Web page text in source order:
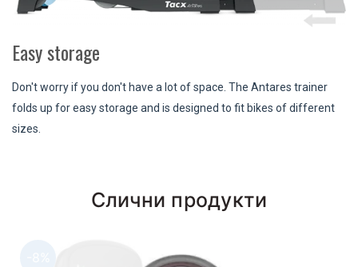
Easy storage
Don't worry if you don't have a lot of space. The Antares trainer
folds up for easy storage and is designed to fit bikes of different
sizes.
Слични продукти